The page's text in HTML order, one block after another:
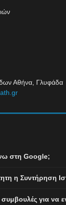
Αθήνα, Γλυφάδα
στη Google;
η Συντήρηση
για να